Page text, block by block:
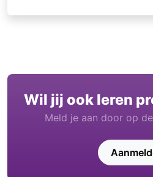
Wil jij ook leren
Meld je aan door op